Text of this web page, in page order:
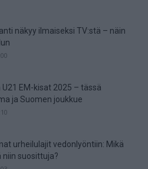
näkyy ilmaiseksi TV:stä – näin
EM-kisat 2025 – tässä
ja Suomen joukkue
urheilulajit vedonlyöntiin: Mikä
niin suosittuja?